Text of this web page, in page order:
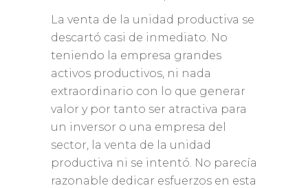
La venta de la unidad productiva se
descartó casi de inmediato. No
teniendo la empresa grandes
activos productivos, ni nada
extraordinario con lo que generar
valor y por tanto ser atractiva para
un inversor o una empresa del
sector, la venta de la unidad
productiva ni se intentó. No parecía
razonable dedicar esfuerzos en esta